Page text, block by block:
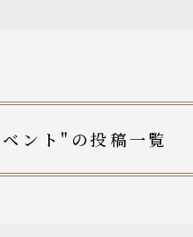
"イベント"の投稿一覧